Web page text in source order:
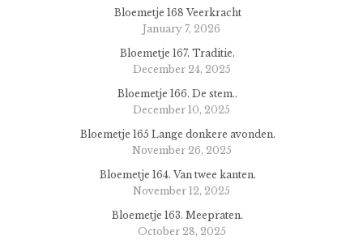
Bloemetje 168 Veerkracht
January 7, 2026
Bloemetje 167. Traditie.
December 24, 2025
Bloemetje 166. De stem..
December 10, 2025
Bloemetje 165 Lange donkere avonden.
November 26, 2025
Bloemetje 164. Van twee kanten.
November 12, 2025
Bloemetje 163. Meepraten.
October 28, 2025